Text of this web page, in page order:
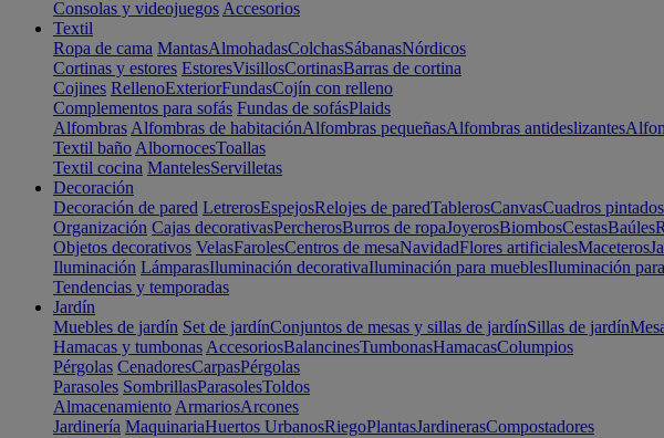
Consolas y videojuegos Accesorios
Textil
Ropa de cama MantasAlmohadasColchasSábanasNórdicos
Cortinas y estores EstoresVisillosCortinasBarras de cortina
Cojines RellenoExteriorFundasCojín con relleno
Complementos para sofás Fundas de sofásPlaids
Alfombras Alfombras de habitaciónAlfombras pequeñasAlfombras antideslizantes
Textil baño AlbornocesToallas
Textil cocina MantelesServilletas
Decoración
Decoración de pared LetrerosEspejosRelojes de paredTablerosCanvasCuadros
Organización Cajas decorativasPercherosBurros de ropaJoyerosBiombosCestasBaúles
Objetos decorativos VelasFarolesCentros de mesaNavidadFlores artificialesMaceteros
Iluminación LámparasIluminación decorativaIluminación para mueblesIluminación
Tendencias y temporadas
Jardín
Muebles de jardín Set de jardínConjuntos de mesas y sillas de jardínSillas de jardín
Hamacas y tumbonas AccesoriosBalancinesTumbonasHamacasColumpios
Pérgolas CenadoresCarpasPérgolas
Parasoles SombrillasParasolesToldos
Almacenamiento ArmariosArcones
Jardinería MaquinariaHuertos UrbanosRiegoPlantasJardinerasCompostadores